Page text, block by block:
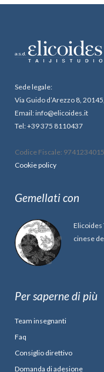
Sede legale:
Via Guido d’Arezzo 8,
Email: info@elicoides.it
Tel: +39 375 8110437
Codice Fiscale:
Cookie policy
Gemellati con
Elicoides
cinese
Per saperne di più
Team insegnanti
Faq
Consiglio direttivo
Domanda di adesione